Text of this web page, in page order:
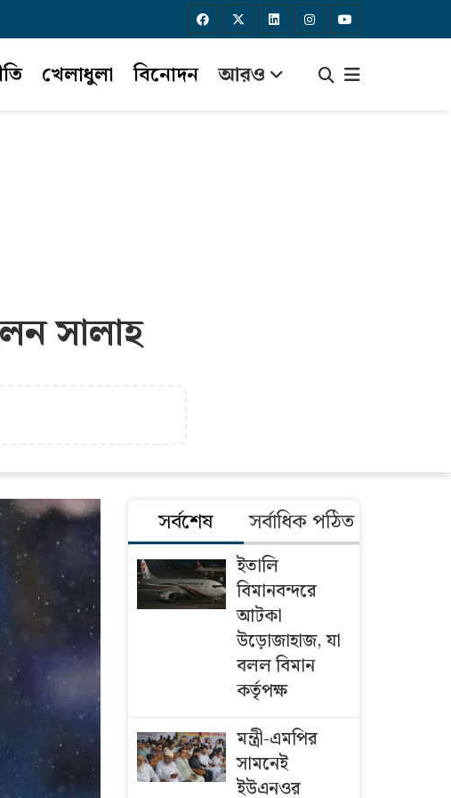
খেলাধুলা বিনোদন আরও
সালাহ
সর্বশেষ সর্বাধিক পঠিত
ইতালি
বিমানবন্দরে
আটকা
উড়োজাহাজ, যা
বলল বিমান
কর্তৃপক্ষ
মন্ত্রী-এমপির
সামনেই
ইউএনওর